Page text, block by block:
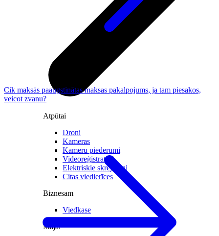
Atpūtai
Droni
Kameras
Kameru piederumi
Videoreģistratori
Elektriskie skrejriteņi
Citas viedierīces
Biznesam
Viedkase
Mājai
Cik maksās paaugstinātas maksas pakalpojums, ja tam piesakos,
veicot zvanu?